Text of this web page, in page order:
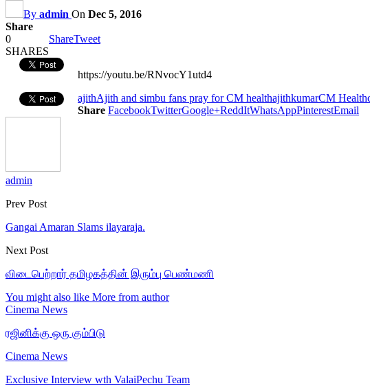
By admin On Dec 5, 2016
Share
0
SHARES
ShareTweet
https://youtu.be/RNvocY1utd4
ajithAjith and simbu fans pray for CM healthajithkumarCM Health
Share FacebookTwitterGoogle+ReddItWhatsAppPinterestEmail
admin
Prev Post
Gangai Amaran Slams ilayaraja.
Next Post
விடைபெற்றார் தமிழகத்தின் இரும்பு பெண்மணி
You might also like More from author
Cinema News
ரஜினிக்கு ஒரு கும்பிடு
Cinema News
Exclusive Interview wth ValaiPechu Team